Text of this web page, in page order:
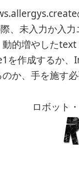
、未入力か入
動的増やした
を作成するか
か、手を施す必
ロボット